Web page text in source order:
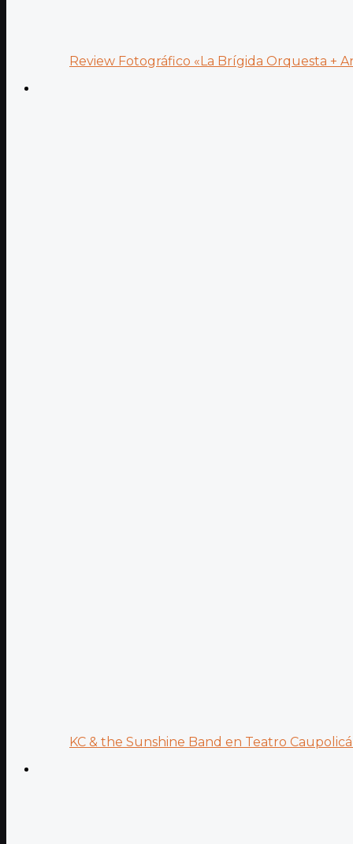
Review Fotográfico «La Brígida Orquesta +
KC & the Sunshine Band en Teatro